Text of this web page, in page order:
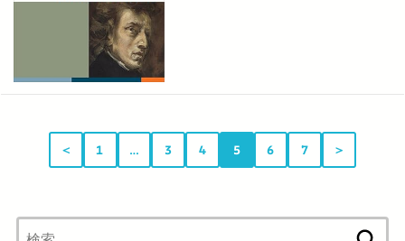
＜ 1 … 3 4 5 6 7 ＞